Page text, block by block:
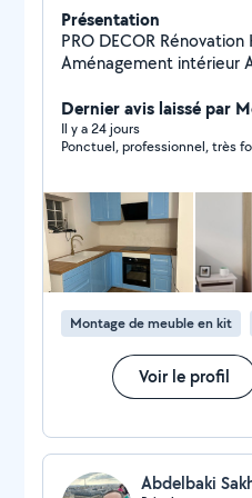
Présentation
PRO DECOR Rénovation Haut de Gamme &
Aménagement intérieur Avec plus de 10 ans
intérieure, PRO DECOR
un travail propre,
impeccables. Plus de 10 ans d'expérience Travail
Respect des délais et
Intervention rapide et efficace Nos services :
intérieure / extérieure Enduit, placo & bandes Pose
parquet & carrelage Rénovation cuisine & salle de bain
Travaux de rénovation complète
en Île-de-France Disponible 7j/7 Ahmed PRO DECOR
07-63-98-28-46
Dernier avis laissé par
Il y a 24 jours
Ponctuel, professionnel, très
Montage de meuble en kit
Voir le profil
Abdelbaki